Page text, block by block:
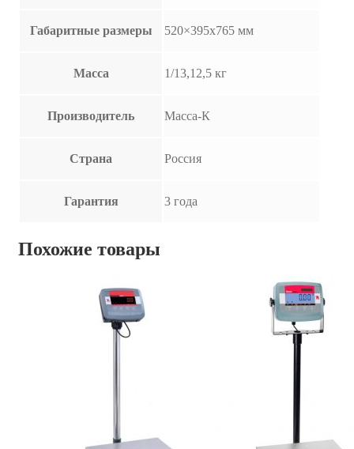
Габаритные размеры 520×395х765 мм
Масса 1/13,12,5 кг
Производитель Масса-К
Страна Россия
Гарантия 3 года
Похожие товары